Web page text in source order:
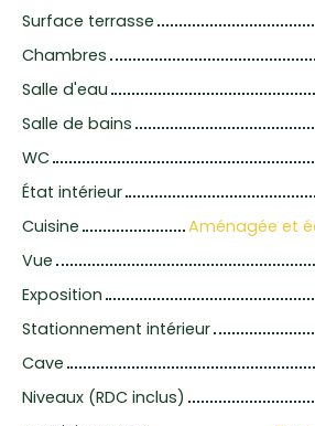
Surface terrasse
Chambres
Salle d'eau
Salle de bains
WC
État intérieur
Cuisine
Aménagée et
Vue
Exposition
Stationnement intérieur
Cave
Niveaux (RDC inclus)